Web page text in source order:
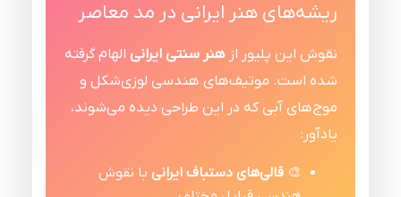
ریشه‌های هنر ایرانی در مد معاصر
نقوش این پلیور از هنر سنتی ایرانی الهام گرفته
شده است. موتیف‌های هندسی لوزی‌شکل و
موج‌های آبی که در این طراحی دیده می‌شوند،
یادآور:
🎨 قالی‌های دستباف ایرانی با نقوش